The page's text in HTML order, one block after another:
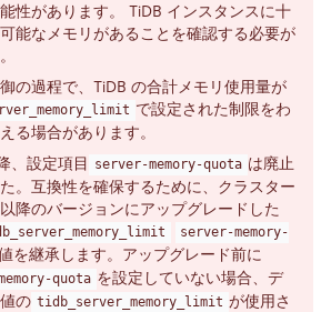
性があります。 TiDB インスタンスに十
能なメモリがあることを確認する必要が
の過程で、TiDB の合計メモリ使用量が
で設定された制限をわ
る場合があります。
、設定項目
server-memory-quota は廃止
。互換性を確保するために、クラスター
降のバージョンにアップグレードした
server-memory-
を継承します。アップグレード前に
quota を設定していない場合、デ
の tidb_server_memory_limit が使用さ